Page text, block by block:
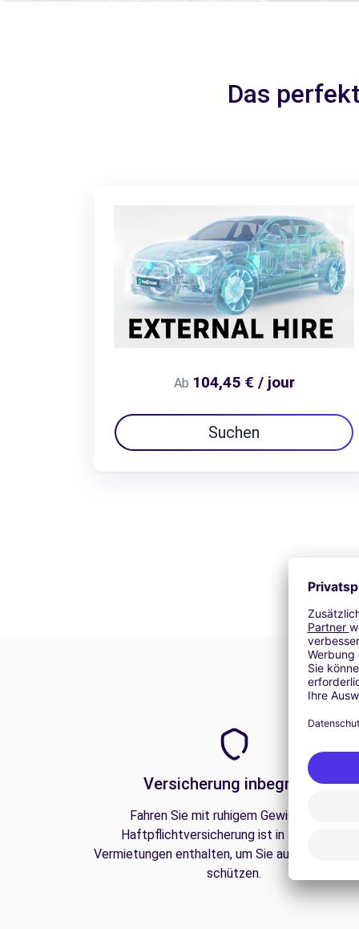
Das
Ab 104,45 € / jour
Suchen
Versicherung inbegriffen
Fahren Sie mit ruhigem Gewissen. Die
Haftpflichtversicherung ist in all unseren
Vermietungen enthalten, um Sie auf der
schützen.